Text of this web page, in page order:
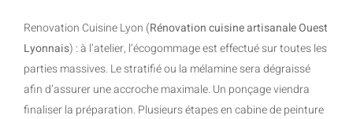
Renovation Cuisine Lyon (Rénovation cuisine artisanale Ouest
Lyonnais) : à l’atelier, l’écogommage est effectué sur toutes les
parties massives. Le stratifié ou la mélamine sera dégraissé
afin d’assurer une accroche maximale. Un ponçage viendra
finaliser la préparation. Plusieurs étapes en cabine de peinture